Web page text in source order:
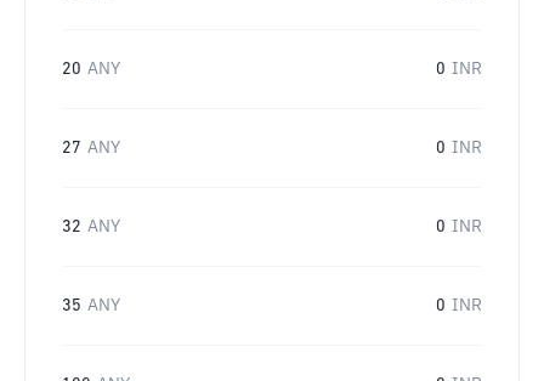
20 ANY 0 INR
27 ANY 0 INR
32 ANY 0 INR
35 ANY 0 INR